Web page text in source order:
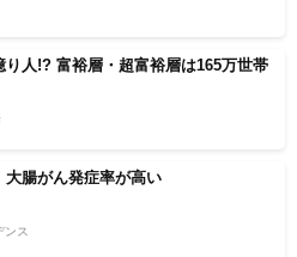
り人!? 富裕層・超富裕層は165万世帯
大腸がん発症率が高い
ンス